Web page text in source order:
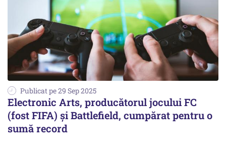
Publicat pe 29 Sep 2025
Electronic Arts, producătorul jocului FC
(fost FIFA) și Battlefield, cumpărat pentru o
sumă record